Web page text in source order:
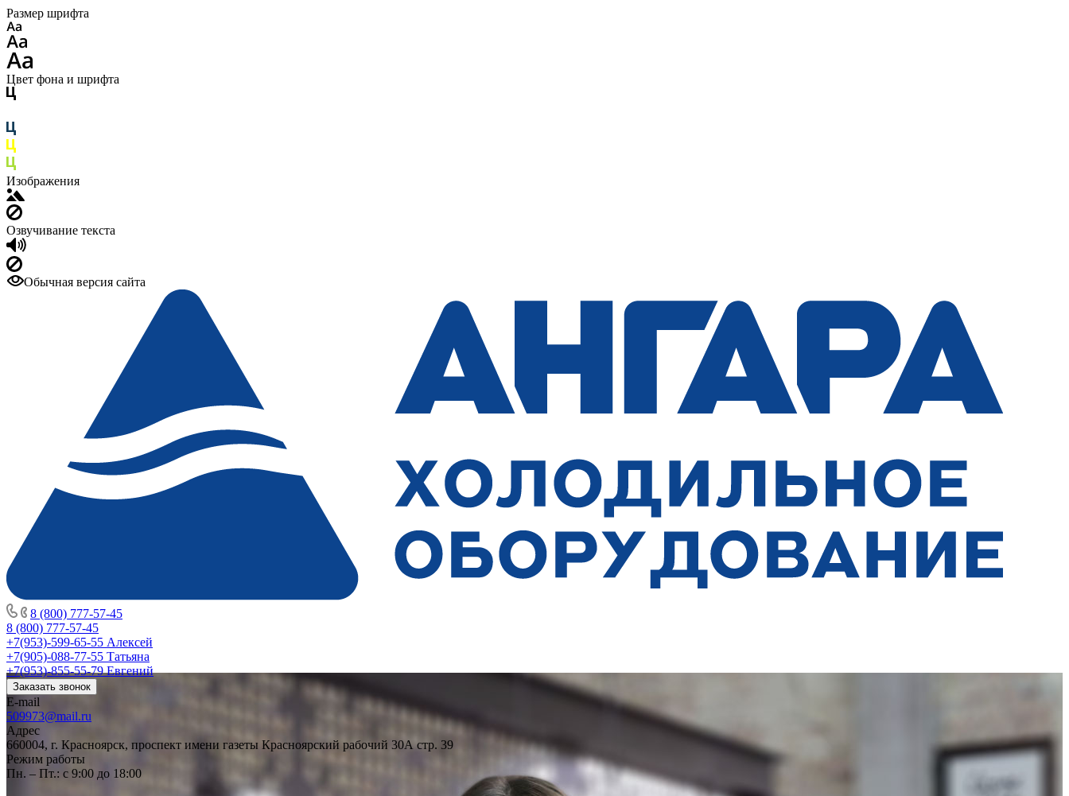
Размер шрифта
Цвет фона и шрифта
Изображения
Озвучивание текста
Обычная версия сайта
8 (800) 777-57-45
8 (800) 777-57-45
+7(953)-599-65-55 Алексей
+7(905)-088-77-55 Татьяна
+7(953)-855-55-79Евгений
Заказать звонок
E-mail
509973@mail.ru
Адрес
660004, г. Красноярск, проспект имени газеты Красноярский рабочий 30А стр. 39
Режим работы
Пн. – Пт.: с 9:00 до 18:00